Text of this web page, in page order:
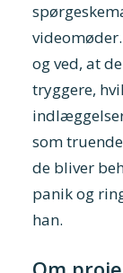
og ved, at
tryggere,
som
de bliver
panik og
han.